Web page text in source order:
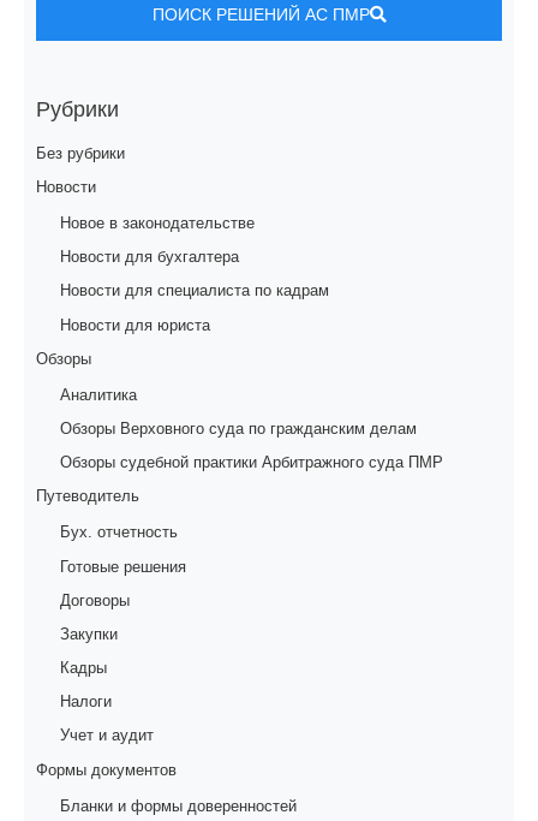
ПОИСК РЕШЕНИЙ АС ПМР
Рубрики
Без рубрики
Новости
Новое в законодательстве
Новости для бухгалтера
Новости для специалиста по кадрам
Новости для юриста
Обзоры
Аналитика
Обзоры Верховного суда по гражданским делам
Обзоры судебной практики Арбитражного суда ПМР
Путеводитель
Бух. отчетность
Готовые решения
Договоры
Закупки
Кадры
Налоги
Учет и аудит
Формы документов
Бланки и формы доверенностей